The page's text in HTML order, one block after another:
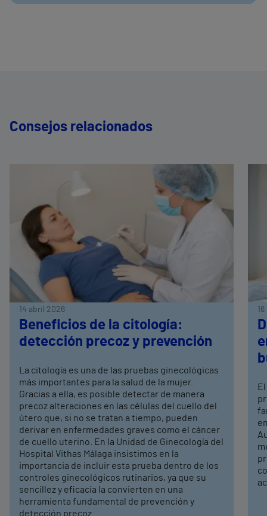
Consejos relacionados
14 abril 2026
Beneficios de la citología:
detección precoz y prevención
La citología es una de las pruebas ginecológicas
más importantes para la salud de la mujer.
Gracias a ella, es posible detectar de manera
precoz alteraciones en las células del cuello del
útero que, si no se tratan a tiempo, pueden
derivar en enfermedades graves como el cáncer
de cuello uterino. En la Unidad de Ginecología del
Hospital Vithas Málaga insistimos en la
importancia de incluir esta prueba dentro de los
controles ginecológicos rutinarios, ya que su
sencillez y eficacia la convierten en una
herramienta fundamental de prevención y
detección precoz.